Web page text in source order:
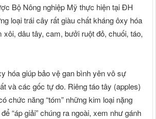
Bộ Nông nghiệp Mỹ thực hiện tại ĐH
loại trái cây rất giàu chất kháng ôxy hóa
xôi, dâu tây, cam, bưởi ruột đỏ, chuối, táo,
hóa giúp bảo vệ gan bình yên vô sự
và các gốc tự do. Riêng táo tây (apples)
chức năng “tóm” những kim loại nặng
“áp giải” chúng ra ngoài, xem như gánh